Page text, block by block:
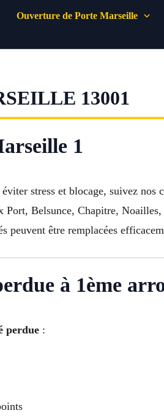
Ouverture de Porte Marseille
13001
1
stress et blocage, suivez
Belsunce, Chapitre,
peuvent être remplacées
à 1ème
perdue :